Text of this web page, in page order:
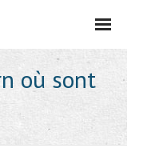
où sont